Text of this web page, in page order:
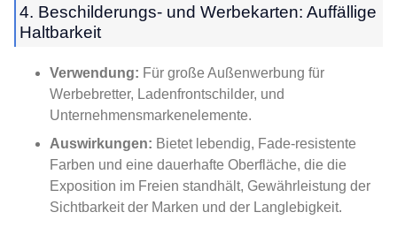
4. Beschilderungs- und Werbekarten: Auffällige
Haltbarkeit
Verwendung: Für große Außenwerbung für
Werbebretter, Ladenfrontschilder, und
Unternehmensmarkenelemente.
Auswirkungen: Bietet lebendig, Fade-resistente
Farben und eine dauerhafte Oberfläche, die die
Exposition im Freien standhält, Gewährleistung der
Sichtbarkeit der Marken und der Langlebigkeit.